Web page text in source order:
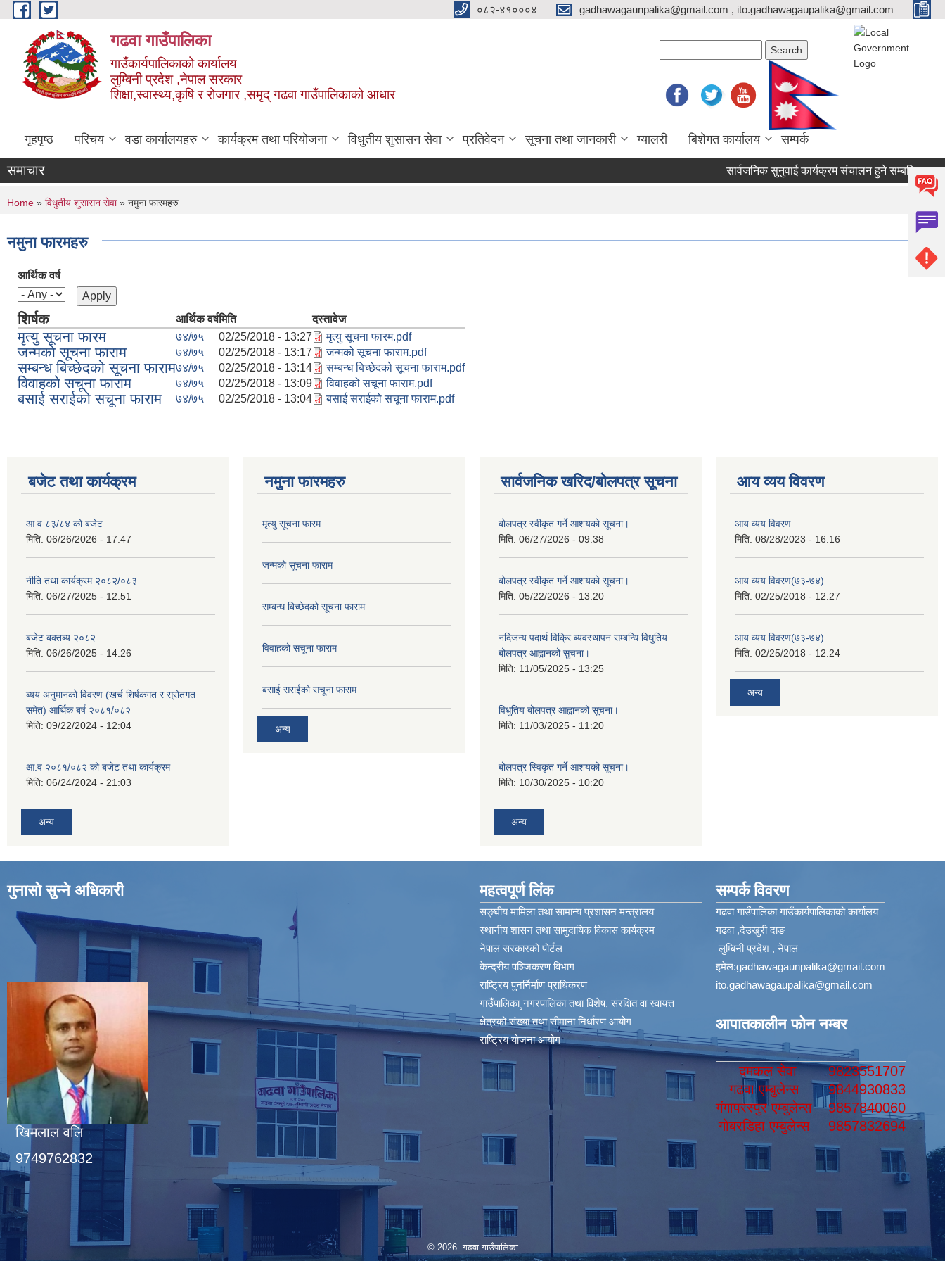
Skip to main content ०८२-४१०००४ gadhawagaunpalika@gmail.com , ito.gadhawagaupalika@gmail.com
गढवा गाउँपालिका
गाउँकार्यपालिकाको कार्यालय
लुम्बिनी प्रदेश ,नेपाल सरकार
शिक्षा,स्वास्थ्य,कृषि र रोजगार ,समृद् गढवा गाउँपालिकाको आधार
गृहपृष्ठ परिचय वडा कार्यालयहरु कार्यक्रम तथा परियोजना विधुतीय शुसासन सेवा प्रतिवेदन सूचना तथा जानकारी ग्यालरी बिशेगत कार्यालय सम्पर्क
समाचार सार्वजनिक सुनुवाई कार्यक्रम संचालन हुने सम्बन्धि अत्यन्त
You are here
Home » विधुतीय शुसासन सेवा» नमुना फारमहरु
नमुना फारमहरु
आर्थिक वर्ष
शिर्षक आर्थिक वर्षमिति दस्तावेज
मृत्यु सूचना फारम ७४/७५ 02/25/2018 - 13:27 मृत्यु सूचना फारम.pdf
जन्मको सूचना फाराम ७४/७५ 02/25/2018 - 13:17 जन्मको सूचना फाराम.pdf
सम्बन्ध बिच्छेदको सूचना फाराम७४/७५ 02/25/2018 - 13:14 सम्बन्ध बिच्छेदको सूचना फाराम.pdf
विवाहको सचूना फाराम ७४/७५ 02/25/2018 - 13:09 विवाहको सचूना फाराम.pdf
बसाई सराईको सचूना फाराम ७४/७५ 02/25/2018 - 13:04 बसाई सराईको सचूना फाराम.pdf
बजेट तथा कार्यक्रम
आ व ८३/८४ को बजेट
मिति: 06/26/2026 - 17:47
नीति तथा कार्यक्रम २०८२/०८३
मिति: 06/27/2025 - 12:51
बजेट बक्तब्य २०८२
मिति: 06/26/2025 - 14:26
ब्यय अनुमानको विवरण (खर्च शिर्षकगत र स्रोतगत
समेत) आर्थिक बर्ष २०८१/०८२
मिति: 09/22/2024 - 12:04
आ.व २०८१/०८२ को बजेट तथा कार्यक्रम
मिति: 06/24/2024 - 21:03
अन्य
नमुना फारमहरु
मृत्यु सूचना फारम
जन्मको सूचना फाराम
सम्बन्ध बिच्छेदको सूचना फाराम
विवाहको सचूना फाराम
बसाई सराईको सचूना फाराम
अन्य
सार्वजनिक खरिद/बोलपत्र सूचना
बोलपत्र स्वीकृत गर्ने आशयको सूचना।
मिति: 06/27/2026 - 09:38
बोलपत्र स्वीकृत गर्ने आशयको सूचना।
मिति: 05/22/2026 - 13:20
नदिजन्य पदार्थ विक्रि ब्यवस्थापन सम्बन्धि विधुतिय
बोलपत्र आह्वानको सुचना।
मिति: 11/05/2025 - 13:25
विधुतिय बोलपत्र आह्वानको सूचना।
मिति: 11/03/2025 - 11:20
बोलपत्र स्विकृत गर्ने आशयको सूचना।
मिति: 10/30/2025 - 10:20
अन्य
आय व्यय विवरण
आय व्यय विवरण
मिति: 08/28/2023 - 16:16
आय व्यय विवरण(७३-७४)
मिति: 02/25/2018 - 12:27
आय व्यय विवरण(७३-७४)
मिति: 02/25/2018 - 12:24
अन्य
गुनासो सुन्ने अधिकारी
खिमलाल वलि
9749762832
महत्वपूर्ण लिंक
सङ्घीय मामिला तथा सामान्य प्रशासन मन्त्रालय
स्थानीय शासन तथा सामुदायिक विकास कार्यक्रम
नेपाल सरकारको पोर्टल
केन्द्रीय पञ्जिकरण विभाग
राष्ट्रिय पुनर्निर्माण प्राधिकरण
गाउँपालिका¸नगरपालिका तथा विशेष, संरक्षित वा स्वायत्त
क्षेत्रको संख्या तथा सीमाना निर्धारण आयोग​
राष्ट्रिय योजना आयोग
सम्पर्क विवरण
गढवा गाउँपालिका गाउँकार्यपालिकाको कार्यालय
गढवा ,देउखुरी दाङ
लुम्बिनी प्रदेश , नेपाल
इमेल:gadhawagaunpalika@gmail.com
ito.gadhawagaupalika@gmail.com
आपातकालीन फोन नम्बर
दमकल सेवा
9823551707
गढवा एम्बुलेन्स
9844930833
गंगापरस्पुर एम्बुलेन्स9857840060
गोबरडिहा एम्बुलेन्स
9857832694
© 2026 गढवा गाउँपालिका